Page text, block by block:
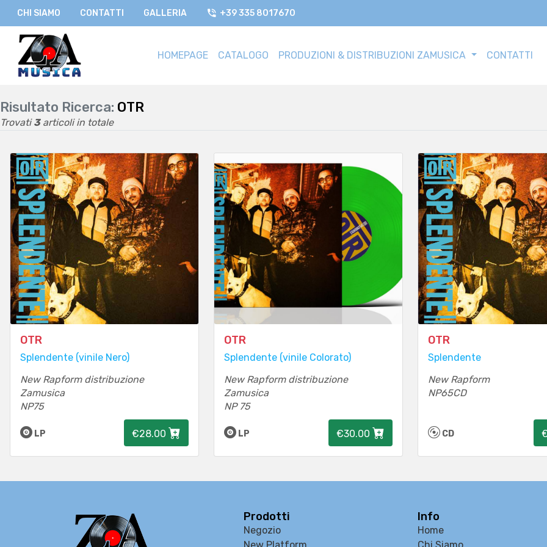
CHI SIAMO CONTATTI GALLERIA +39 335 8017670
HOMEPAGE CATALOGO PRODUZIONI & DISTRIBUZIONI ZAMUSICA CONTATTI
Risultato Ricerca: OTR
Trovati3articoli in totale
OTR
Splendente (vinile Nero)
New Rapform distribuzione
Zamusica
NP75
LP €28.00
OTR
Splendente (vinile Colorato)
New Rapform distribuzione
Zamusica
NP 75
LP €30.00
OTR
Splendente
New Rapform
NP65CD
CD
Prodotti
Negozio
Info
Home